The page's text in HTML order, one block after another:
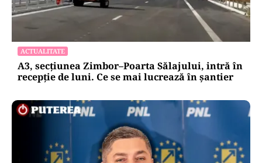
ACTUALITATE
A3, secțiunea Zimbor–Poarta Sălajului, intră în
recepție de luni. Ce se mai lucrează în șantier